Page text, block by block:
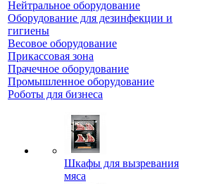
Нейтральное оборудование
Оборудование для дезинфекции и
гигиены
Весовое оборудование
Прикассовая зона
Прачечное оборудование
Промышленное оборудование
Роботы для бизнеса
Шкафы для вызревания
мяса